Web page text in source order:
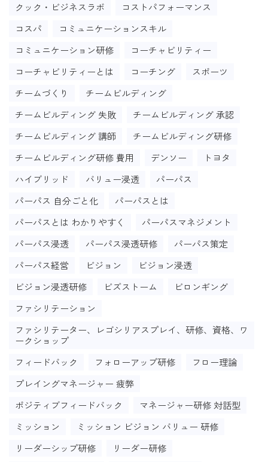
クック・ビジネスラボ
コストパフォーマンス
コスパ
コミュニケーションスキル
コミュニケーション研修
コーチャビリティー
コーチャビリティーとは
コーチング
スポーツ
チームづくり
チームビルディング
チームビルディング 失敗
チームビルディング 承認
チームビルディング 講師
チームビルディング研修
チームビルディング研修 費用
デンソー
トヨタ
ハイブリッド
バリュー浸透
パーパス
パーパス 自分ごと化
パーパスとは
パーパスとは わかりやすく
パーパスマネジメント
パーパス浸透
パーパス浸透研修
パーパス策定
パーパス経営
ビジョン
ビジョン浸透
ビジョン浸透研修
ビズストーム
ビロンギング
ファシリテーション
ファシリテーター、レゴシリアスプレイ、研修、資格、ワ
ークショップ
フィードバック
フォローアップ研修
フロー理論
プレイングマネージャー 疲弊
ポジティブフィードバック
マネージャー研修 対話型
ミッション
ミッション ビジョン バリュー 研修
リーダーシップ研修
リーダー研修